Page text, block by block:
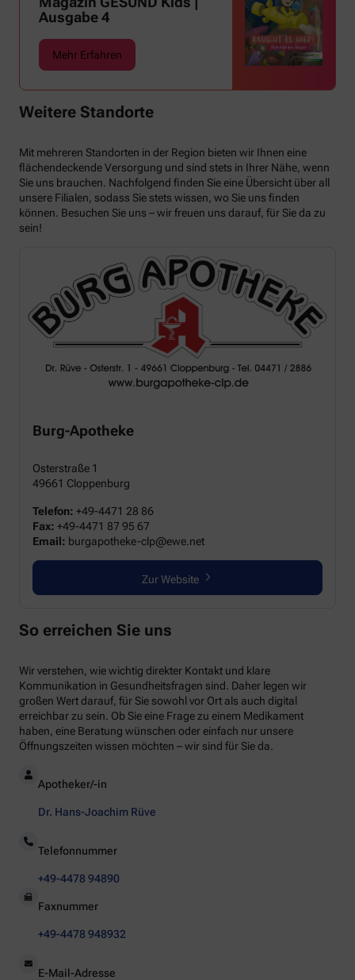
Ausgabe 4
Mehr Erfahren
Weitere Standorte
Mit mehreren Standorten in der Region bieten wir Ihnen eine
flächendeckende Versorgung und sind stets in Ihrer Nähe, wenn
Sie uns brauchen. Nachfolgend finden Sie eine Übersicht über all
unsere Filialen, sodass Sie stets wissen, wo Sie uns finden
können. Besuchen Sie uns – wir freuen uns darauf, für Sie da zu
sein!
Burg-Apotheke
Osterstraße 1
49661 Cloppenburg
Telefon: +49-4471 28 86
Fax: +49-4471 87 95 67
Email: burgapotheke-clp@ewe.net
Zur Website
So erreichen Sie uns
Wir verstehen, wie wichtig direkter Kontakt und klare
Kommunikation in Gesundheitsfragen sind. Daher legen wir
großen Wert darauf, für Sie sowohl vor Ort als auch digital
erreichbar zu sein. Ob Sie eine Frage zu einem Medikament
haben, eine Beratung wünschen oder einfach nur unsere
Öffnungszeiten wissen möchten – wir sind für Sie da.
Apotheker/-in
Dr. Hans-Joachim Rüve
Telefonnummer
+49-4478 94890
Faxnummer
+49-4478 948932
E-Mail-Adresse